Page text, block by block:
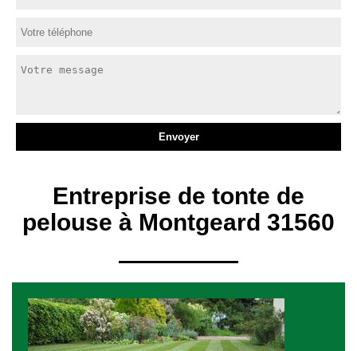
Entreprise de tonte de
pelouse à Montgeard 31560